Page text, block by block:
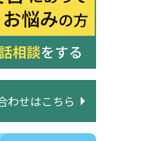
わせはこちら